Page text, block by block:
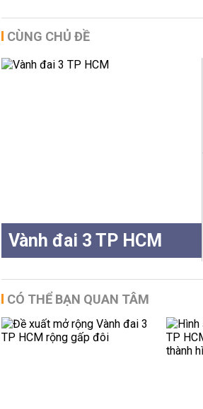
CÙNG CHỦ ĐỀ
Vành đai 3 TP HCM
CÓ THỂ BẠN QUAN TÂM